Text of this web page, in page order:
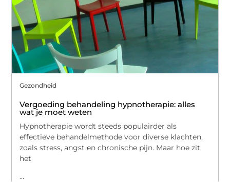
Gezondheid
Vergoeding behandeling hypnotherapie: alles
wat je moet weten
Hypnotherapie wordt steeds populairder als
effectieve behandelmethode voor diverse klachten,
zoals stress, angst en chronische pijn. Maar hoe zit
het
...